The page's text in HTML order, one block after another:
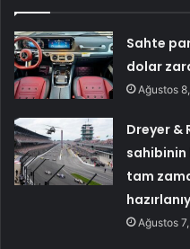
Sahte
dolar
Ağustos
Dreyer &
tam
Ağustos